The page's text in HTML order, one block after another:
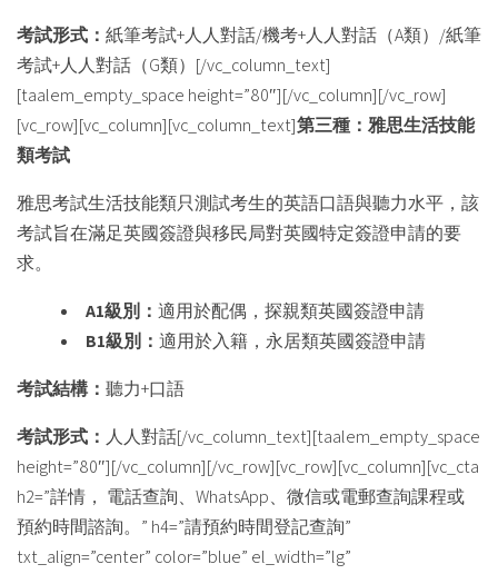
考試形式： 紙筆考試+人人對話/機考+人人對話（A類）/紙筆
考試+人人對話（G類）[/vc_column_text]
[taalem_empty_space height=”80″][/vc_column][/vc_row]
[vc_row][vc_column][vc_column_text]第三種：雅思生活技能
類考試
雅思考試生活技能類只測試考生的英語口語與聽力水平，該
考試旨在滿足英國簽證與移民局對英國特定簽證申請的要
求。
A1級別： 適用於配偶，探親類英國簽證申請
B1級別： 適用於入籍，永居類英國簽證申請
考試結構： 聽力+口語
考試形式： 人人對話[/vc_column_text][taalem_empty_space
height=”80″][/vc_column][/vc_row][vc_row][vc_column][vc_cta
h2=”詳情， 電話查詢、WhatsApp、微信或電郵查詢課程或
預約時間諮詢。” h4=”請預約時間登記查詢”
txt_align=”center” color=”blue” el_width=”lg”